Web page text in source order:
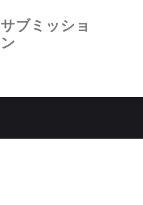
サブミッショ
ン